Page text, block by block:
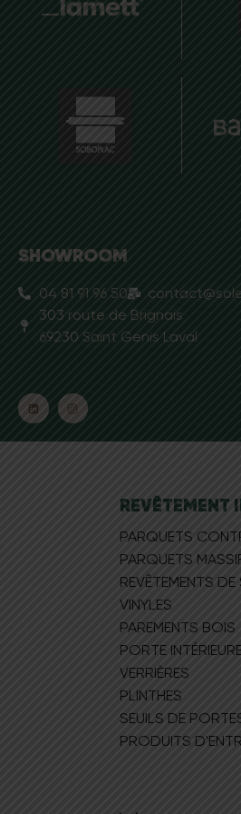
SHOWROOM
04 81 91 96 50
303 route de Brignais
69230 Saint Genis Laval
REVÊTEMENT
PARQUETS
PARQUETS
REVÊTEMENTS
VINYLES
PAREMENTS BOIS
PORTE INTÉRIEURE
VERRIÈRES
PLINTHES
SEUILS DE
PRODUITS